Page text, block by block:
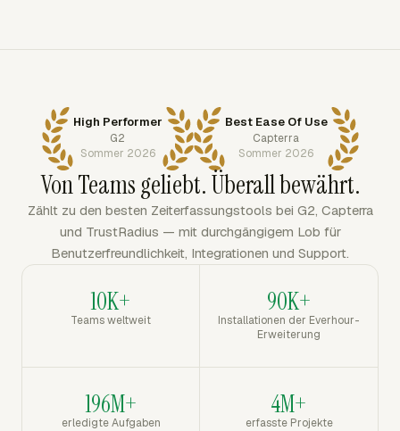
High Performer
G2
Sommer 2026
Best Ease Of Use
Capterra
Sommer 2026
Von Teams geliebt. Überall bewährt.
Zählt zu den besten Zeiterfassungstools bei G2, Capterra
und TrustRadius — mit durchgängigem Lob für
Benutzerfreundlichkeit, Integrationen und Support.
10K+
Teams weltweit
90K+
Installationen der Everhour-
Erweiterung
196M+
erledigte Aufgaben
4M+
erfasste Projekte